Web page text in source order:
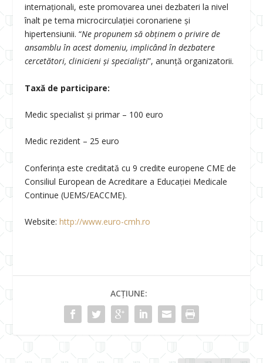
internaționali, este promovarea unei dezbateri la nivel
înalt pe tema microcirculației coronariene și
hipertensiunii. “Ne propunem să obținem o privire de
ansamblu în acest domeniu, implicând în dezbatere
cercetători, clinicieni și specialiști”, anunță organizatorii.
Taxă de participare:
Medic specialist și primar – 100 euro
Medic rezident – 25 euro
Conferința este creditată cu 9 credite europene CME de
Consiliul European de Acreditare a Educației Medicale
Continue (UEMS/EACCME).
Website:http://www.euro-cmh.ro
ACȚIUNE: